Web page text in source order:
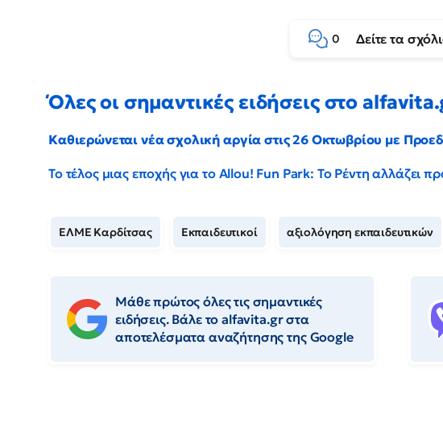
0 Δείτε τα
Όλες οι σημαντικές ειδήσεις στο
Καθιερώνεται νέα σχολική αργία στις 26 Οκτωβρίου με
Το τέλος μιας εποχής για το Allou! Fun Park: Το Ρέντη αλλάζει
ΕΛΜΕ Καρδίτσας Εκπαιδευτικοί αξιολόγηση εκπαιδευτικών
Μάθε πρώτος όλες τις σημαντικές
ειδήσεις. Βάλε το alfavita.gr στα
αποτελέσματα αναζήτησης της Google